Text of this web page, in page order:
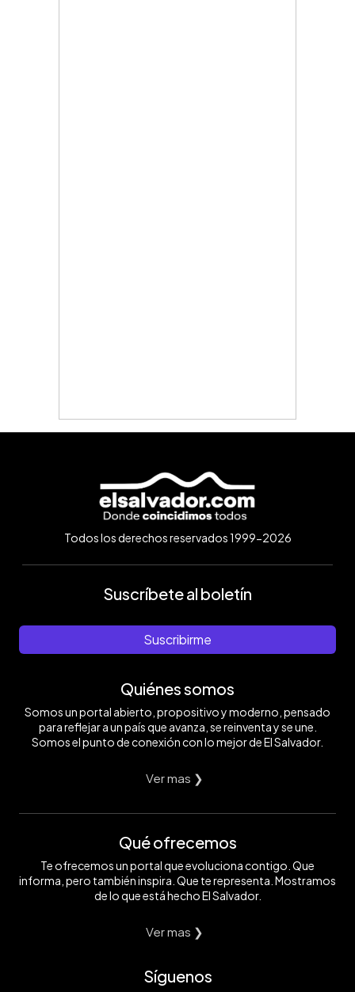
Todos los derechos reservados 1999-2026
Suscríbete al boletín
Suscribirme
Quiénes somos
Somos un portal abierto, propositivo y moderno, pensado
para reflejar a un país que avanza, se reinventa y se une.
Somos el punto de conexión con lo mejor de El Salvador.
Ver mas ❯
Qué ofrecemos
Te ofrecemos un portal que evoluciona contigo. Que
informa, pero también inspira. Que te representa. Mostramos
de lo que está hecho El Salvador.
Ver mas ❯
Síguenos